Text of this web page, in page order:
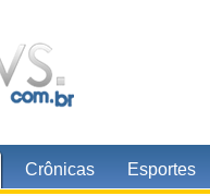
Crônicas Esportes